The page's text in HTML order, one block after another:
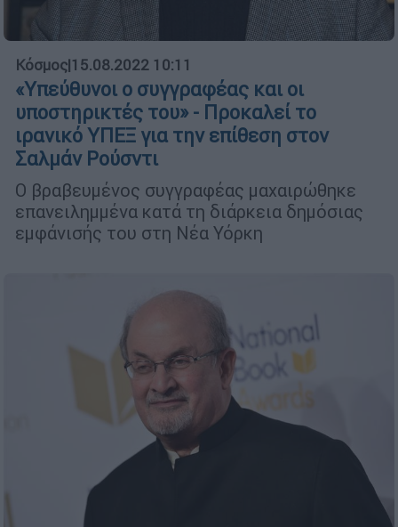
Κόσμος|15.08.2022 10:11
«Υπεύθυνοι ο συγγραφέας και οι
υποστηρικτές του» - Προκαλεί το
ιρανικό ΥΠΕΞ για την επίθεση στον
Σαλμάν Ρούσντι
Ο βραβευμένος συγγραφέας μαχαιρώθηκε
επανειλημμένα κατά τη διάρκεια δημόσιας
εμφάνισής του στη Νέα Υόρκη